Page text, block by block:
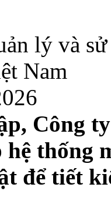
lý và
Nam
Công
hệ thống
để tiết